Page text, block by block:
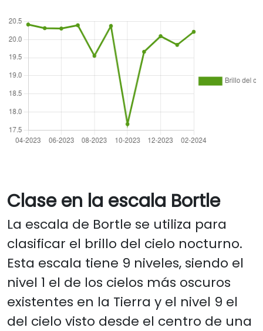
Clase en la escala Bortle
La escala de Bortle se utiliza para
clasificar el brillo del cielo nocturno.
Esta escala tiene 9 niveles, siendo el
nivel 1 el de los cielos más oscuros
existentes en la Tierra y el nivel 9 el
del cielo visto desde el centro de una